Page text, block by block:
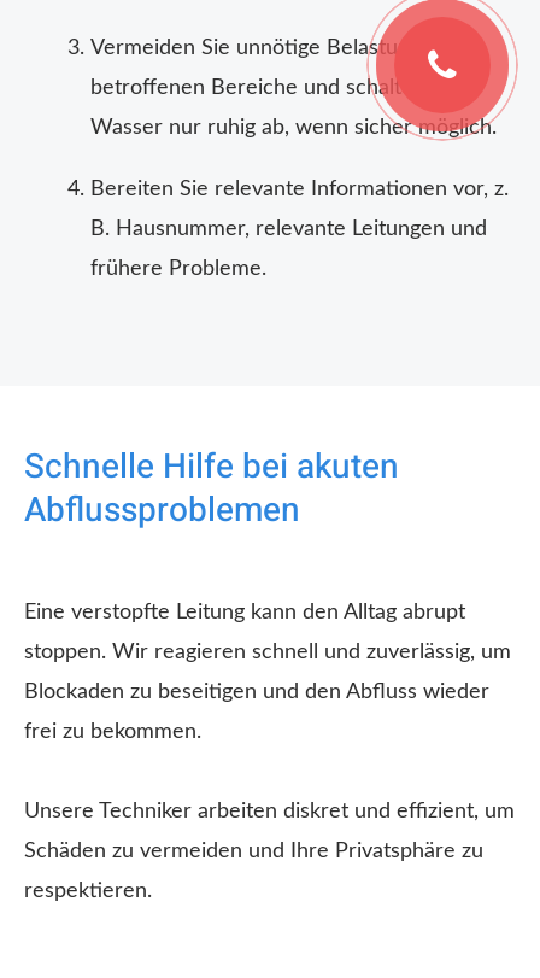
Vermeiden Sie unnötige Belastungen der
betroffenen Bereiche und schalten Sie
Wasser nur ruhig ab, wenn sicher möglich.
Bereiten Sie relevante Informationen vor, z.
B. Hausnummer, relevante Leitungen und
frühere Probleme.
Schnelle Hilfe bei akuten
Abflussproblemen
Eine verstopfte Leitung kann den Alltag abrupt
stoppen. Wir reagieren schnell und zuverlässig, um
Blockaden zu beseitigen und den Abfluss wieder
frei zu bekommen.
Unsere Techniker arbeiten diskret und effizient, um
Schäden zu vermeiden und Ihre Privatsphäre zu
respektieren.